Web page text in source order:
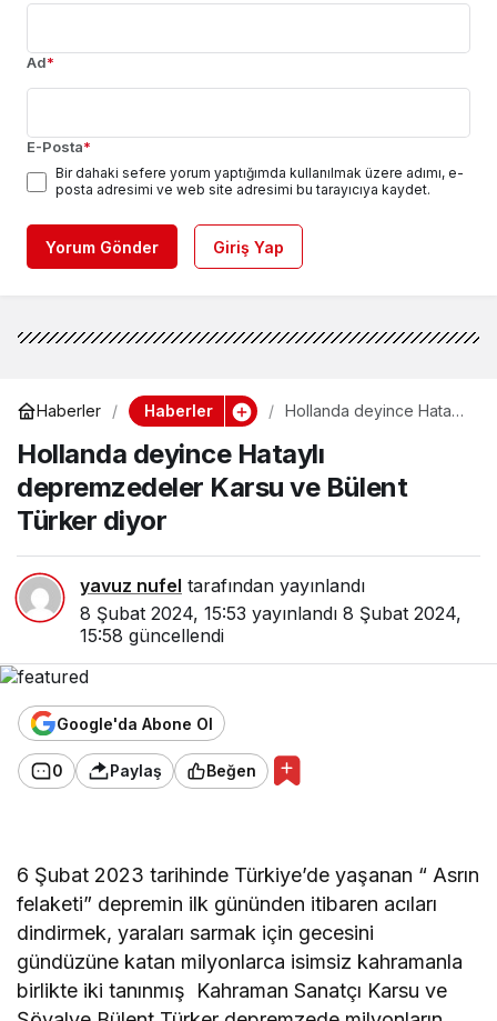
Ad*
E-Posta*
Bir dahaki sefere yorum yaptığımda kullanılmak üzere adımı, e-
posta adresimi ve web site adresimi bu tarayıcıya kaydet.
Yorum Gönder Giriş Yap
Haberler Haberler
Hollanda deyince Hataylı
Bülent Türker diyor
Hollanda deyince Hataylı
depremzedeler Karsu ve Bülent
Türker diyor
yavuz nufel tarafından yayınlandı
8 Şubat 2024, 15:53 yayınlandı 8 Şubat 2024,
15:58 güncellendi
Google'da Abone Ol
0 Paylaş Beğen
6 Şubat 2023 tarihinde Türkiye’de yaşanan “ Asrın
felaketi” depremin ilk gününden itibaren acıları
dindirmek, yaraları sarmak için gecesini
gündüzüne katan milyonlarca isimsiz kahramanla
birlikte iki tanınmış Kahraman Sanatçı Karsu ve